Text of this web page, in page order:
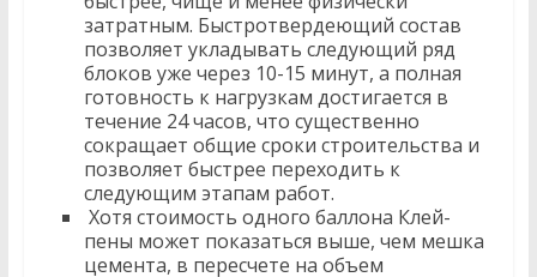
затратным. Быстротвердеющий состав
позволяет укладывать следующий ряд
блоков уже через 10-15 минут, а полная
готовность к нагрузкам достигается в
течение 24 часов, что существенно
сокращает общие сроки строительства и
позволяет быстрее переходить к
следующим этапам работ.
Хотя стоимость одного баллона Клей-
пены может показаться выше, чем мешка
цемента, в пересчете на объем